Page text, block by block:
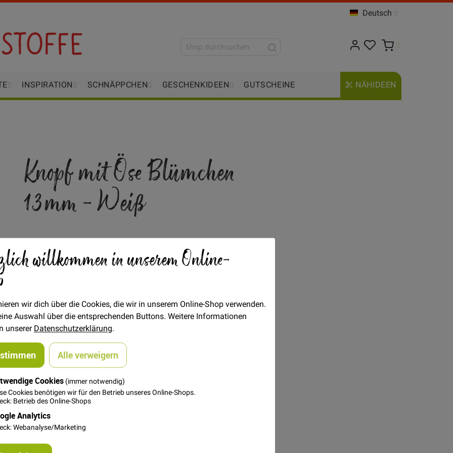
willkommen in unserem Online-
wir dich über die Cookies, die wir in unserem Online-Shop verwenden.
Auswahl über die entsprechenden Buttons. Weitere Informationen
unsererDatenschutzerklärung.
Alle verweigern
Cookies (immer notwendig)
Cookies benötigen wir für den Betrieb unseres Online-Shops.
Betrieb des Online-Shops
Analytics
Webanalyse/Marketing
Deutsch
INSPIRATION SCHNÄPPCHEN GESCHENKIDEEN GUTSCHEINE NÄHIDEEN
Knopf mit Öse Blümchen
13mm - Weiß
Verfügbarkeit Auf Lager
In den Warenkorb